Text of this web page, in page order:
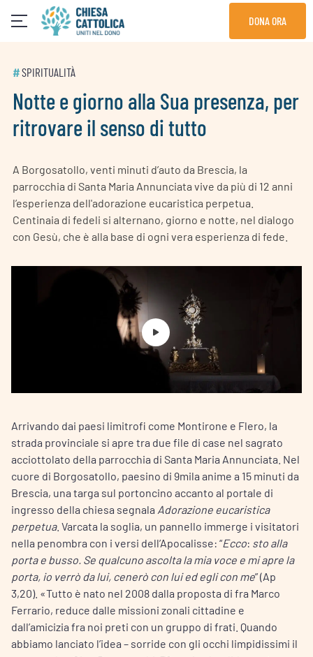
DONA ORA
#SPIRITUALITÀ
Notte e giorno alla Sua presenza, per
ritrovare il senso di tutto
A Borgosatollo, venti minuti d’auto da Brescia, la
parrocchia di Santa Maria Annunciata vive da più di 12 anni
l’esperienza dell'adorazione eucaristica perpetua.
Centinaia di fedeli si alternano, giorno e notte, nel dialogo
con Gesù, che è alla base di ogni vera esperienza di fede.
Arrivando dai paesi limitrofi come Montirone e Flero, la
strada provinciale si apre tra due file di case nel sagrato
acciottolato della parrocchia di Santa Maria Annunciata. Nel
cuore di Borgosatollo, paesino di 9mila anime a 15 minuti da
Brescia, una targa sul portoncino accanto al portale di
ingresso della chiesa segnala Adorazione eucaristica
perpetua. Varcata la soglia, un pannello immerge i visitatori
nella penombra con i versi dell’Apocalisse: “Ecco: sto alla
porta e busso . Se qualcuno ascolta la mia voce e mi apre la
porta, io verrò da lui, cenerò con lui ed egli con me” (Ap
3,20). «Tutto è nato nel 2008 dalla proposta di fra Marco
Ferrario, reduce dalle missioni zonali cittadine e
dall’amicizia fra noi preti con un gruppo di frati. Quando
abbiamo lanciato l’idea – sorride con gli occhi limpidissimi il